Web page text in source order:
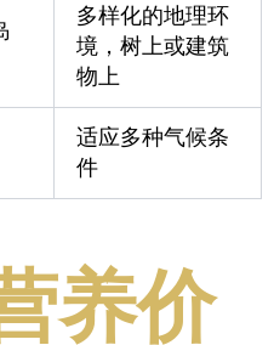
多样化的地理环
境，树上或建筑
物上
适应多种气候条
件
养价